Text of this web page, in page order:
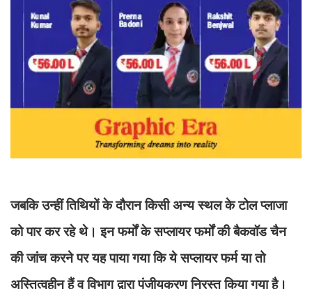
जबकि उन्हीं तिथियों के दौरान किसी अन्य स्थल के टोल प्लाजा
को पार कर रहे थे। इन फर्मों के सप्लायर फर्मों की बैकवॉड चैन
की जांच करने पर यह पाया गया कि ये सप्लायर फर्म या तो
अस्तित्वहीन हैं व विभाग द्वारा पंजीयकरण निरस्त किया गया है।